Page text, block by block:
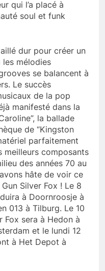
qui l’a placé à
soul et funk
dur pour créer un
les mélodies
se balancent à
Le succès
de la pop
manifesté dans la
la ballade
de “Kingston
parfaitement
meilleurs composants
des années 70 au
hâte de voir ce
Silver Fox ! Le 8
à Doornroosje à
013 à Tilburg. Le 10
Fox sera à Hedon à
et le lundi 12
à Het Depot à